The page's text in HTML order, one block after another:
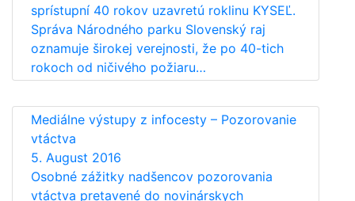
sprístupní 40 rokov uzavretú roklinu KYSEĽ.
Správa Národného parku Slovenský raj
oznamuje širokej verejnosti, že po 40-tich
rokoch od ničivého požiaru…
Mediálne výstupy z infocesty – Pozorovanie
vtáctva
5. August 2016
Osobné zážitky nadšencov pozorovania
vtáctva pretavené do novinárskych